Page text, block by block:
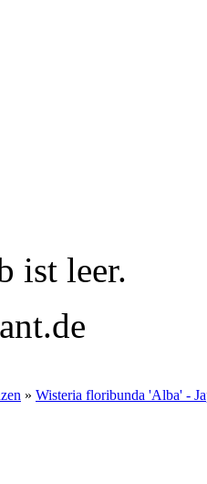
ist leer.
» Wisteria floribunda 'Alba' -